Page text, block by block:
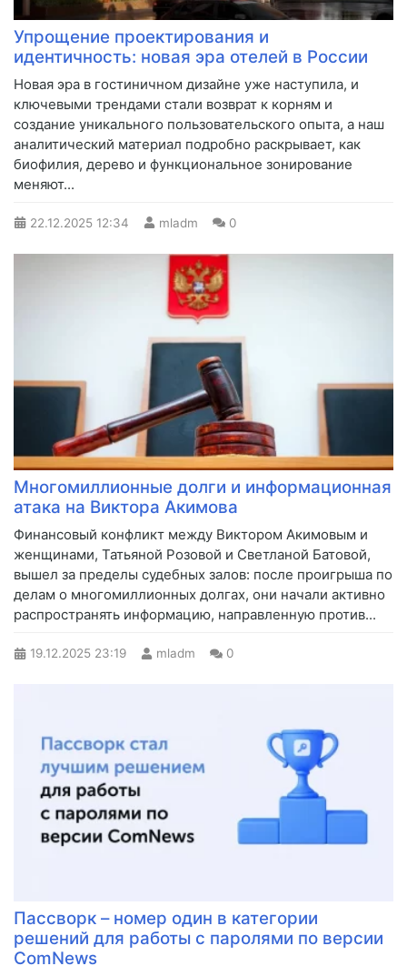
Упрощение проектирования и
идентичность: новая эра отелей в России
Новая эра в гостиничном дизайне уже наступила, и
ключевыми трендами стали возврат к корням и
создание уникального пользовательского опыта, а наш
аналитический материал подробно раскрывает, как
биофилия, дерево и функциональное зонирование
меняют...
22.12.2025 12:34 mladm 0
Многомиллионные долги и информационная
атака на Виктора Акимова
Финансовый конфликт между Виктором Акимовым и
женщинами, Татьяной Розовой и Светланой Батовой,
вышел за пределы судебных залов: после проигрыша по
делам о многомиллионных долгах, они начали активно
распространять информацию, направленную против...
19.12.2025 23:19 mladm 0
Пассворк – номер один в категории
решений для работы с паролями по версии
ComNews